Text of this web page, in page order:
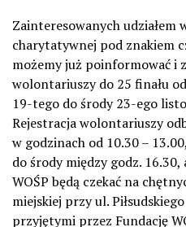
Zainteresowanych udziałem
charytatywnej pod znakiem
możemy już poinformować i
wolontariuszy do 25 finału
19-tego do środy 23-ego
Rejestracja wolontariuszy
w godzinach od 10.30 –
do środy między godz. 16.30,
WOŚP będą czekać na
miejskiej przy ul.
przyjętymi przez Fundację